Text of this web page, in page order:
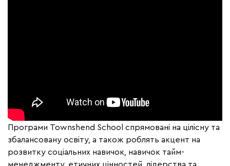
Програми Townshend School спрямовані на цілісну та
збалансовану освіту, а також роблять акцент на
розвитку соціальних навичок, навичок тайм-